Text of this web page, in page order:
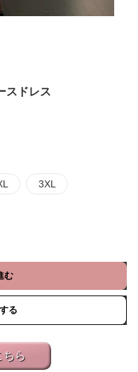
スドレス
3XL
む
る
ちら